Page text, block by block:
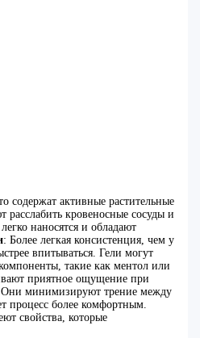
содержат активные растительные
расслабить кровеносные сосуды и
наносятся и обладают
: Более легкая консистенция, чем у
впитываться. Гели могут
такие как ментол или
приятное ощущение при
минимизируют трение между
процесс более комфортным.
свойства, которые